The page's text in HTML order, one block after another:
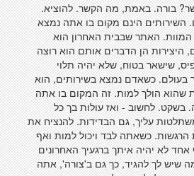
בורה. באמת, מה הקשר. להוציא.
השירותים הינם מקום בו אתה נמצא
המוות. האתר שבבית האחרון הוא
היצירות הן הדברים אותם הוא רוצה
שישאר בטוח, שלא יהיה תלוי
בעולם. כשאדם נמצא בשירותים, הוא
שהוא הולך למות. זה המקום בו אתה
בשקט. לחשוב - ואז עולות בך כל
עליך, גם הבדידות. להנציח את
כשאתה לבד ויכול למות ואף
לא יהיה איתך ברגעיך האחרונים
שיש לך להגיד, כך גם ב'צורה', אתה